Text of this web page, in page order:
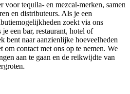
voor tequila- en mezcal-merken, samen
en distributeurs. Als je een
zoekt via ons
een bar, restaurant, hotel of
bent naar aanzienlijke hoeveelheden
om contact met ons op te nemen. We
aan te gaan en de reikwijdte van